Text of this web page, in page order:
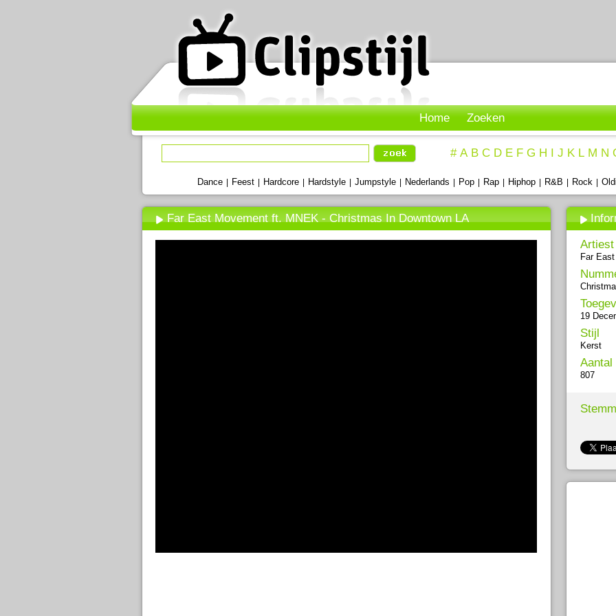
Home Zoeken
# A B C D E F G H I J K L M N
Dance Feest Hardcore Hardstyle Jumpstyle Nederlands Pop Rap Hiphop R&B Rock
Far East Movement ft. MNEK - Christmas In Downtown LA
Artiest
Far
19
Stijl
Kerst
Aantal
807